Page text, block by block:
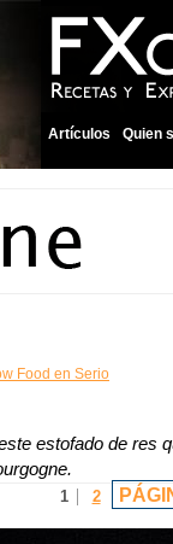
Artículos Quien
Food en Serio
estofado de res
1 2